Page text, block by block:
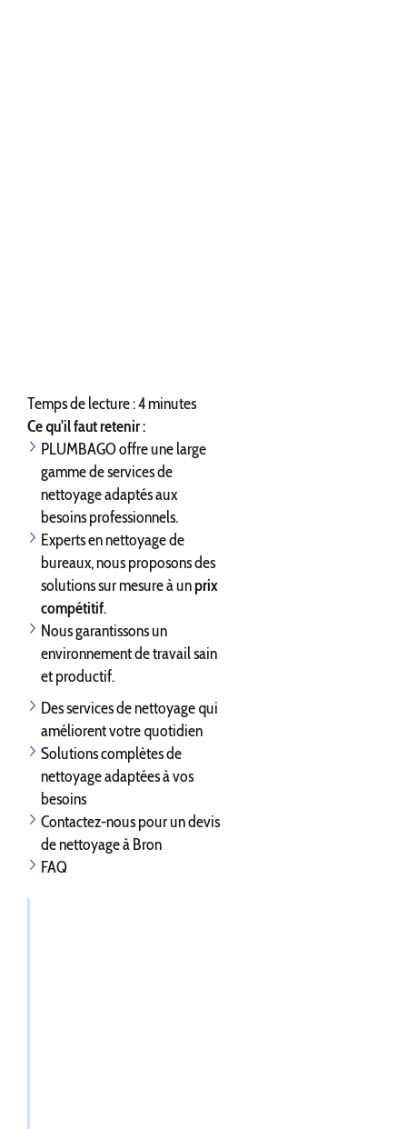
Temps de lecture : 4 minutes
Ce qu'il faut retenir :
PLUMBAGO offre une large
gamme de services de
nettoyage adaptés aux
besoins professionnels.
Experts en nettoyage de
bureaux, nous proposons des
solutions sur mesure à unprix
compétitif.
Nous garantissons un
environnement de travail sain
et productif.
Des services de nettoyage qui
améliorent votre quotidien
Solutions complètes de
nettoyage adaptées à vos
besoins
Contactez-nous pour un devis
de nettoyage à Bron
FAQ